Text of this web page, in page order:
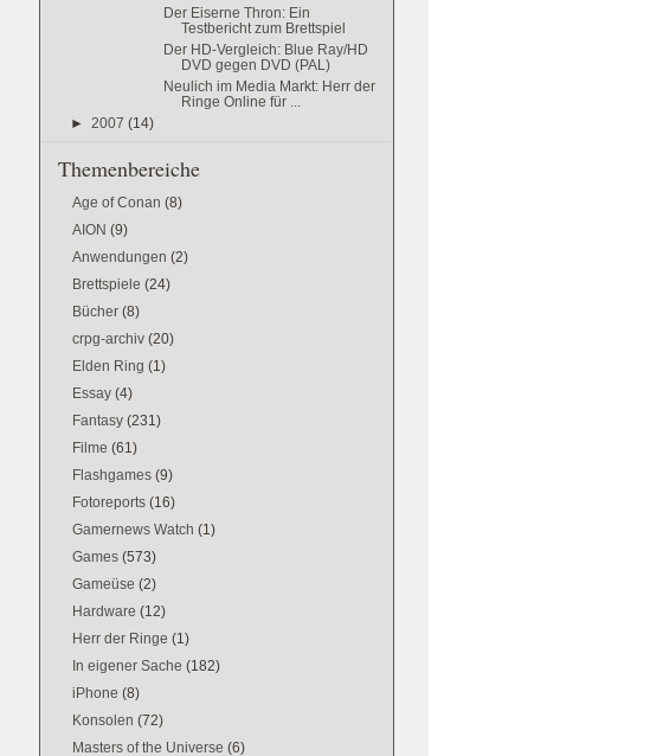
Der Eiserne Thron: Ein
Testbericht zum Brettspiel
Der HD-Vergleich: Blue Ray/HD
DVD gegen DVD (PAL)
Neulich im Media Markt: Herr der
Ringe Online für ...
► 2007 (14)
Themenbereiche
Age of Conan (8)
AION (9)
Anwendungen (2)
Brettspiele (24)
Bücher (8)
crpg-archiv (20)
Elden Ring (1)
Essay (4)
Fantasy (231)
Filme (61)
Flashgames (9)
Fotoreports (16)
Gamernews Watch (1)
Games (573)
Gameüse (2)
Hardware (12)
Herr der Ringe (1)
In eigener Sache (182)
iPhone (8)
Konsolen (72)
Masters of the Universe (6)